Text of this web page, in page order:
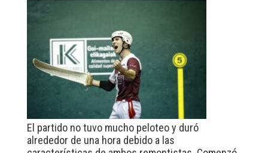
El partido no tuvo mucho peloteo y duró
alrededor de una hora debido a las